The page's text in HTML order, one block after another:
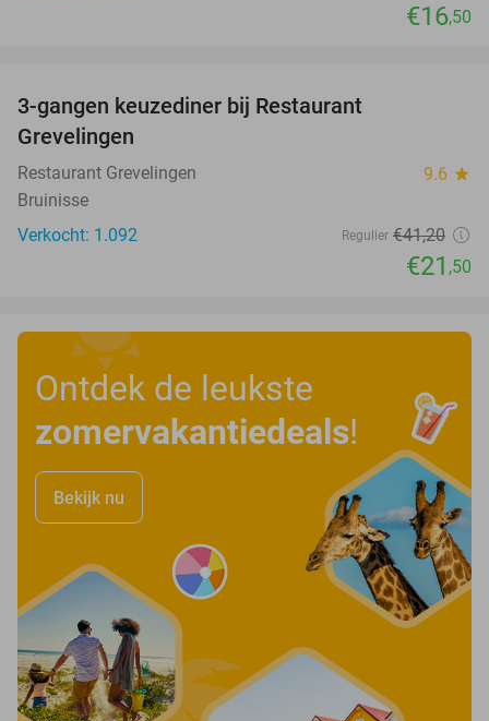
€16,50
3-gangen keuzediner bij Restaurant
Grevelingen
Restaurant Grevelingen 9.6 star
Bruinisse
Verkocht: 1.092
Regulier €41,20
€21 ,50
Ontdek de leukste
zomervakantiedeals!
Bekijk nu